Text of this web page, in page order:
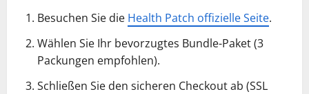
Besuchen Sie die Health Patch offizielle Seite.
Wählen Sie Ihr bevorzugtes Bundle-Paket (3
Packungen empfohlen).
Schließen Sie den sicheren Checkout ab (SSL